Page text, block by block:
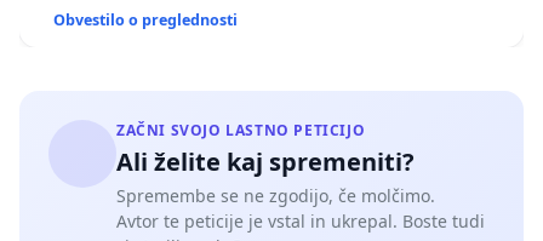
Obvestilo o preglednosti
ZAČNI SVOJO LASTNO PETICIJO
Ali želite kaj spremeniti?
Spremembe se ne zgodijo, če molčimo.
Avtor te peticije je vstal in ukrepal. Boste tudi